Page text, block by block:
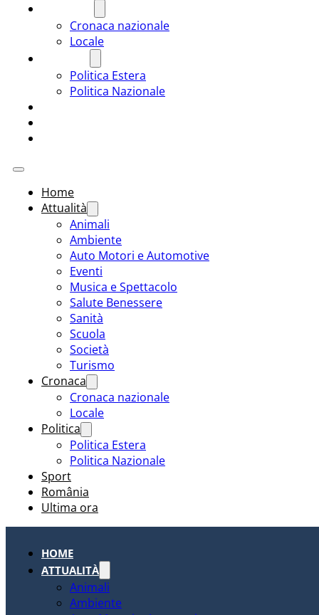
Cronaca nazionale
Locale
Politica Estera
Politica Nazionale
Home
Attualità
Animali
Ambiente
Auto Motori e Automotive
Eventi
Musica e Spettacolo
Salute Benessere
Sanità
Scuola
Società
Turismo
Cronaca
Cronaca nazionale
Locale
Politica
Politica Estera
Politica Nazionale
Sport
România
Ultima ora
HOME
ATTUALITÀ
Animali
Ambiente